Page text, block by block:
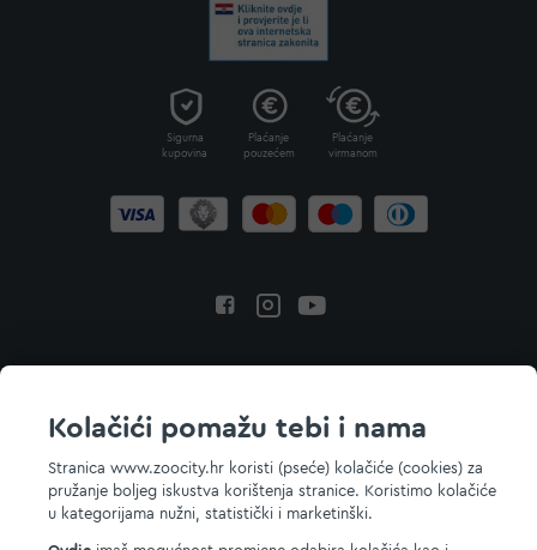
Kolačići pomažu tebi i nama
Stranica www.zoocity.hr koristi (pseće) kolačiće (cookies) za
pružanje boljeg iskustva korištenja stranice. Koristimo kolačiće
u kategorijama nužni, statistički i marketinški.
Sigurna
kupovina
Plaćanje
pouzećem
Plaćanje
virmanom
© 2026 ZOOCITY. Sva prava zadržana.